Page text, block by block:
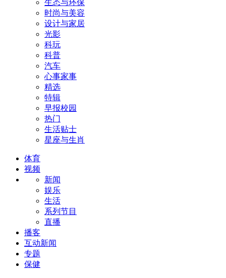
生态与环保
时尚与美容
设计与家居
光影
科玩
科普
汽车
心事家事
精选
特辑
早报校园
热门
生活贴士
星座与生肖
体育
视频
新闻
娱乐
生活
系列节目
直播
播客
互动新闻
专题
保健